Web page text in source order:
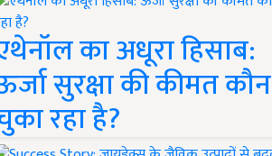
का अधूरा हिसाब:
सुरक्षा की कीमत कौन
रहा है?